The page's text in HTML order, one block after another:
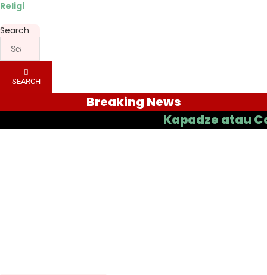
Religi
Search
SEARCH
Breaking News
Kapadze atau Casas